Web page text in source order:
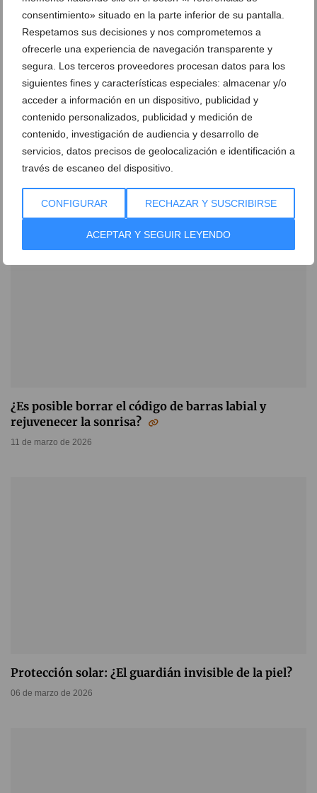
consentimiento» situado en la parte inferior de su pantalla.
Respetamos sus decisiones y nos comprometemos a
ofrecerle una experiencia de navegación transparente y
segura. Los terceros proveedores procesan datos para los
siguientes fines y características especiales: almacenar y/o
acceder a información en un dispositivo, publicidad y
contenido personalizados, publicidad y medición de
contenido, investigación de audiencia y desarrollo de
servicios, datos precisos de geolocalización e identificación a
través de escaneo del dispositivo.
CONFIGURAR RECHAZAR Y SUSCRIBIRSE
ACEPTAR Y SEGUIR LEYENDO
Ácido hialurónico en mayo: por qué es el mejor
momento para hidratar tu rostro
¿Es posible borrar el código de barras labial y
rejuvenecer la sonrisa?
11 de marzo de 2026
Protección solar: ¿El guardián invisible de la piel?
06 de marzo de 2026